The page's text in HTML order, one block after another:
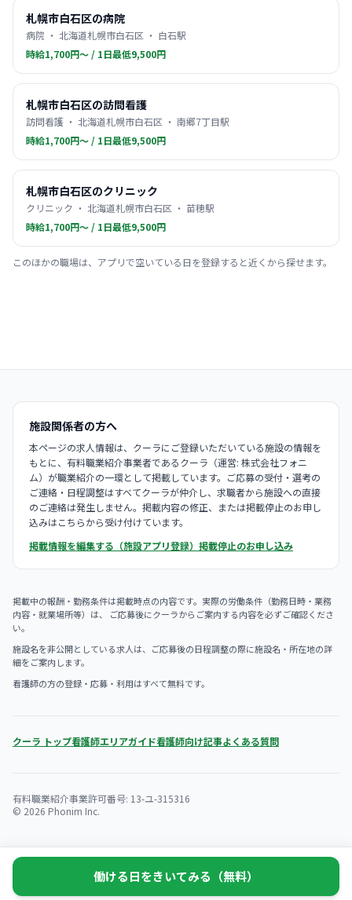
札幌市白石区の病院
病院 ・ 北海道札幌市白石区 ・ 白石駅
時給1,700円〜 / 1日最低9,500円
札幌市白石区の訪問看護
訪問看護 ・ 北海道札幌市白石区 ・ 南郷7丁目駅
時給1,700円〜 / 1日最低9,500円
札幌市白石区のクリニック
クリニック ・ 北海道札幌市白石区 ・ 苗穂駅
時給1,700円〜 / 1日最低9,500円
このほかの職場は、アプリで空いている日を登録すると近くから探せます。
施設関係者の方へ
本ページの求人情報は、クーラにご登録いただいている施設の情報を
もとに、有料職業紹介事業者であるクーラ（運営: 株式会社フォニ
ム）が職業紹介の一環として掲載しています。ご応募の受付・選考の
ご連絡・日程調整はすべてクーラが仲介し、求職者から施設への直接
のご連絡は発生しません。掲載内容の修正、または掲載停止のお申し
込みはこちらから受け付けています。
掲載情報を編集する（施設アプリ登録） 掲載停止のお申し込み
掲載中の報酬・勤務条件は掲載時点の内容です。実際の労働条件（勤務日時・業務
内容・就業場所等）は、 ご応募後にクーラからご案内する内容を必ずご確認くださ
い。
施設名を非公開としている求人は、ご応募後の日程調整の際に施設名・所在地の詳
細をご案内します。
看護師の方の登録・応募・利用はすべて無料です。
クーラ トップ看護師エリアガイド看護師向け記事よくある質問
有料職業紹介事業許可番号: 13-ユ-315316
© 2026 Phonim Inc.
働ける日をきいてみる（無料）